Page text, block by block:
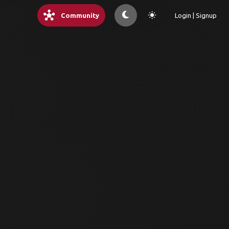
hub Community light_mode Login | Signup